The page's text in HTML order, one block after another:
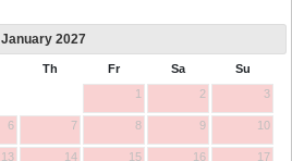
January 2027
Th Fr Sa
Su
1
2 3
6 7 8 9 10
13 14 15 16 17